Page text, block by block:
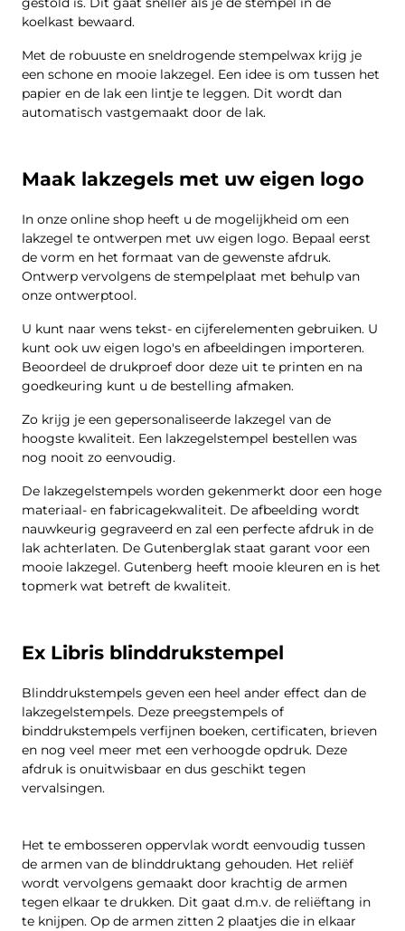
koelkast bewaard.
Met de robuuste en sneldrogende stempelwax krijg je
een schone en mooie lakzegel. Een idee is om tussen het
papier en de lak een lintje te leggen. Dit wordt dan
automatisch vastgemaakt door de lak.
Maak lakzegels met uw eigen logo
In onze online shop heeft u de mogelijkheid om een ​​
lakzegel te ontwerpen met uw eigen logo. Bepaal eerst
de vorm en het formaat van de gewenste afdruk.
Ontwerp vervolgens de stempelplaat met behulp van
onze ontwerptool.
U kunt naar wens tekst- en cijferelementen gebruiken. U
kunt ook uw eigen logo's en afbeeldingen importeren.
Beoordeel de drukproef door deze uit te printen en na
goedkeuring kunt u de bestelling afmaken.
Zo krijg je een gepersonaliseerde lakzegel van de
hoogste kwaliteit. Een lakzegelstempel bestellen was
nog nooit zo eenvoudig.
De lakzegelstempels worden gekenmerkt door een hoge
materiaal- en fabricagekwaliteit. De afbeelding wordt
nauwkeurig gegraveerd en zal een perfecte afdruk in de
lak achterlaten. De Gutenberglak staat garant voor een
mooie lakzegel. Gutenberg heeft mooie kleuren en is het
topmerk wat betreft de kwaliteit.
Ex Libris blinddrukstempel
Blinddrukstempels geven een heel ander effect dan de
lakzegelstempels. Deze preegstempels of
binddrukstempels verfijnen boeken, certificaten, brieven
en nog veel meer met een verhoogde opdruk. Deze
afdruk is onuitwisbaar en dus geschikt tegen
vervalsingen.
Het te embosseren oppervlak wordt eenvoudig tussen
de armen van de blinddruktang gehouden. Het reliëf
wordt vervolgens gemaakt door krachtig de armen
tegen elkaar te drukken. Dit gaat d.m.v. de reliëftang in
te knijpen. Op de armen zitten 2 plaatjes die in elkaar